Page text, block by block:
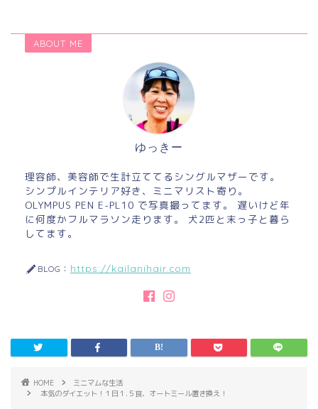
ABOUT ME
ゆっきー
理容師、美容師で生計立ててるシングルマザーです。
シンプルインテリア好き、ミニマリスト寄り。
OLYMPUS PEN E-PL10 で写真撮ってます。 遅いけど年
に何度かフルマラソン走ります。 犬2匹と末っ子と暮ら
してます。
BLOG： https://kailanihair.com
HOME
ミニマムな生活
本気のダイエット！１日１.５食、オートミール置き換え！